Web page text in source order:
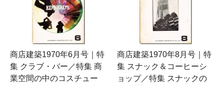
商店建築1970年6月号｜特
集 クラブ・バー／特集 商
業空間の中のコスチュー
商店建築1970年8月号｜特
集 スナック＆コーヒーシ
ョップ／特集 スナックの